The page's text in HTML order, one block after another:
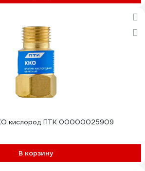
кислород ПТК 00000025909
В корзину